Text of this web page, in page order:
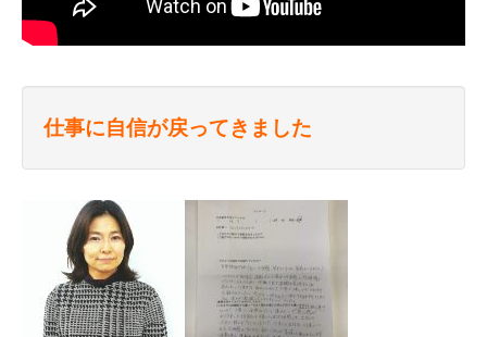
仕事に自信が戻ってきました